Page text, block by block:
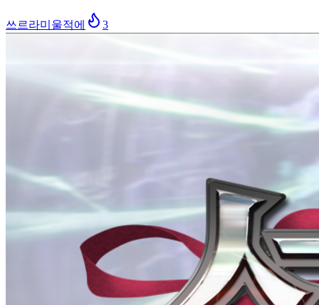
쓰르라미울적에 3